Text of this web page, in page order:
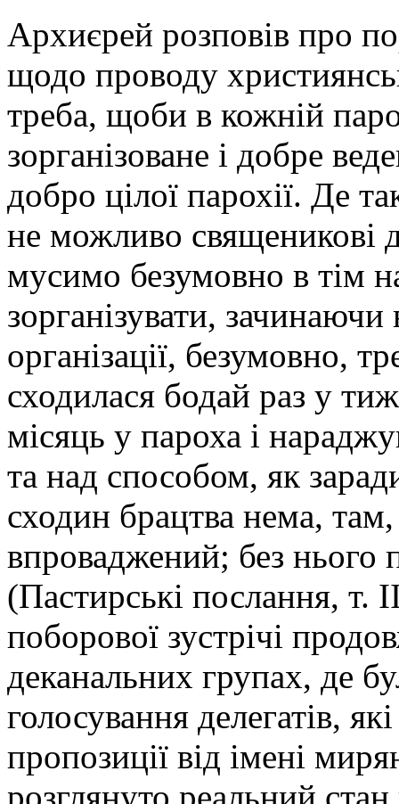
Архиєрей розповів про
щодо проводу
треба, щоби в кожній
зорганізоване і добре
добро цілої парохії. Де
не можливо священикові
мусимо безумовно в тім
зорганізувати, зачинаючи
організації, безумовно,
сходилася бодай раз у
місяць у пароха і
та над способом, як
сходин брацтва нема,
впроваджений; без нього
(Пастирські послання, т.
поборової зустрічі
деканальних групах, де
голосування делегатів,
пропозиції від імені
розглянуто реальний